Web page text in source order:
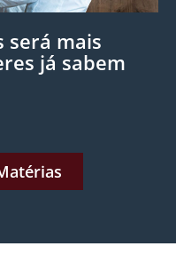
será mais
já sabem